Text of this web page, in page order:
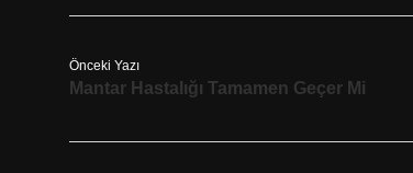
Önceki Yazı
Mantar Hastalığı Tamamen Geçer Mi